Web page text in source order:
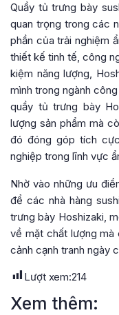
Quầy tủ trưng bày
quan trọng trong các
phần của trải nghiệm
thiết kế tinh tế, công
kiệm năng lượng,
mình trong ngành
quầy tủ trưng bày
lượng sản phẩm mà
đó đóng góp tích
nghiệp trong lĩnh vực
Nhờ vào những ưu
để các nhà hàng
trưng bày Hoshizaki,
về mặt chất lượng
cảnh cạnh tranh ngày
Lượt xem:214
Xem thêm: